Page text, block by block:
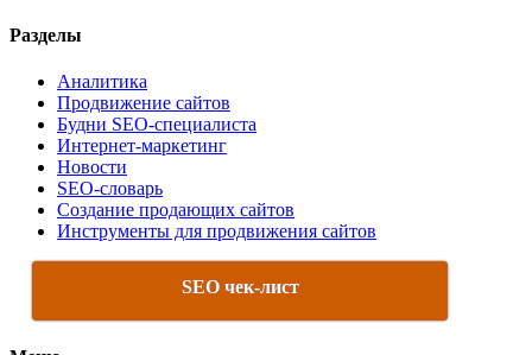
Разделы
Аналитика
Продвижение сайтов
Будни SEO-специалиста
Интернет-маркетинг
Новости
SEO-словарь
Создание продающих сайтов
Инструменты для продвижения сайтов
SEO чек-лист